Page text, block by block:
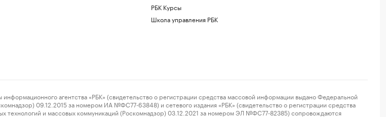
РБК Курсы
Школа управления РБК
агентства «РБК» (свидетельство о регистрации средства массовой информации выдано Федеральной
09.12.2015 за номером ИА №ФС77-63848) и сетевого издания «РБК» (свидетельство о регистрации средства
и массовых коммуникаций (Роскомнадзор) 03.12.2021 за номером ЭЛ №ФС77-82385) сопровождаются